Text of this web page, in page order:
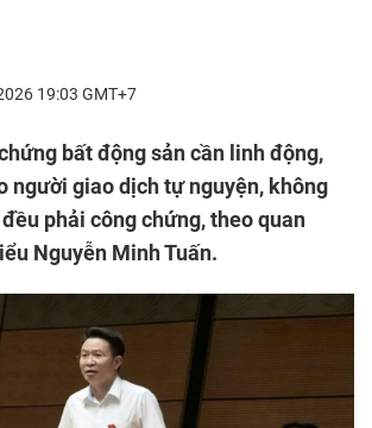
19:03 GMT+7
bất động sản cần linh động,
người giao dịch tự nguyện, không
phải công chứng, theo quan
Nguyễn Minh Tuấn.